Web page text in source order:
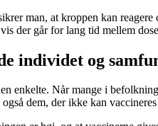
man, at kroppen kan
der går for lang tid mellem
individet og
enkelte. Når mange i
dem, der ikke kan